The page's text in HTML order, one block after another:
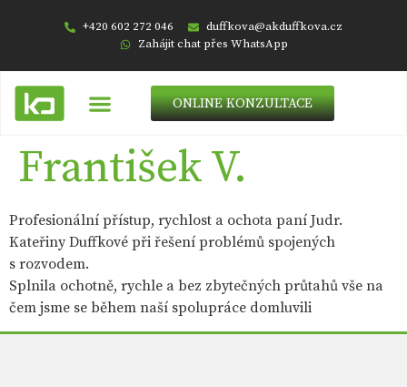
+420 602 272 046
duffkova@akduffkova.cz
Zahájit chat přes WhatsApp
ONLINE KONZULTACE
František V.
Profesionální přístup, rychlost a ochota paní Judr.
Kateřiny Duffkové při řešení problémů spojených
s rozvodem.
Splnila ochotně, rychle a bez zbytečných průtahů vše na
čem jsme se během naší spolupráce domluvili